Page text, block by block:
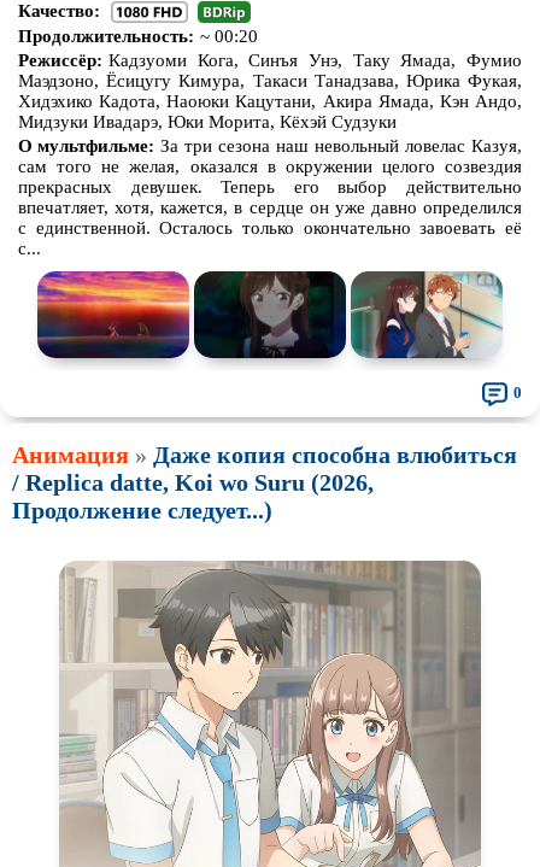
Качество:
Продолжительность: ~ 00:20
Режиссёр: Кадзуоми Кога, Синъя Унэ, Таку Ямада, Фумио
Маэдзоно, Ёсицугу Кимура, Такаси Танадзава, Юрика Фукая,
Хидэхико Кадота, Наоюки Кацутани, Акира Ямада, Кэн Андо,
Мидзуки Ивадарэ, Юки Морита, Кёхэй Судзуки
О мультфильме: За три сезона наш невольный ловелас Казуя,
сам того не желая, оказался в окружении целого созвездия
прекрасных девушек. Теперь его выбор действительно
впечатляет, хотя, кажется, в сердце он уже давно определился
с единственной. Осталось только окончательно завоевать её
с...
0
Анимация » Даже копия способна влюбиться
/ Replica datte, Koi wo Suru (2026,
Продолжение следует...)